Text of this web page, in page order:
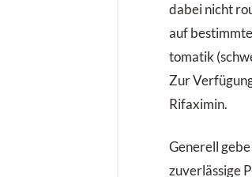
dabei nicht
auf
tomatik
Zur
Rifaximin.
Generell
zuverlässige